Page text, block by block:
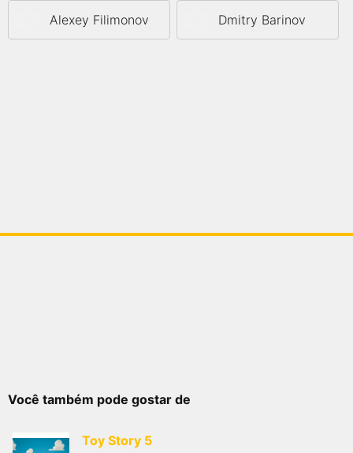
Alexey Filimonov Dmitry Barinov
Você também pode gostar de
Toy Story 5